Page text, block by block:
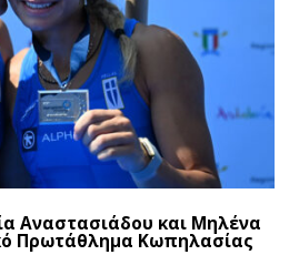
Αναστασιάδου και Μηλένα
Πρωτάθλημα Κωπηλασίας